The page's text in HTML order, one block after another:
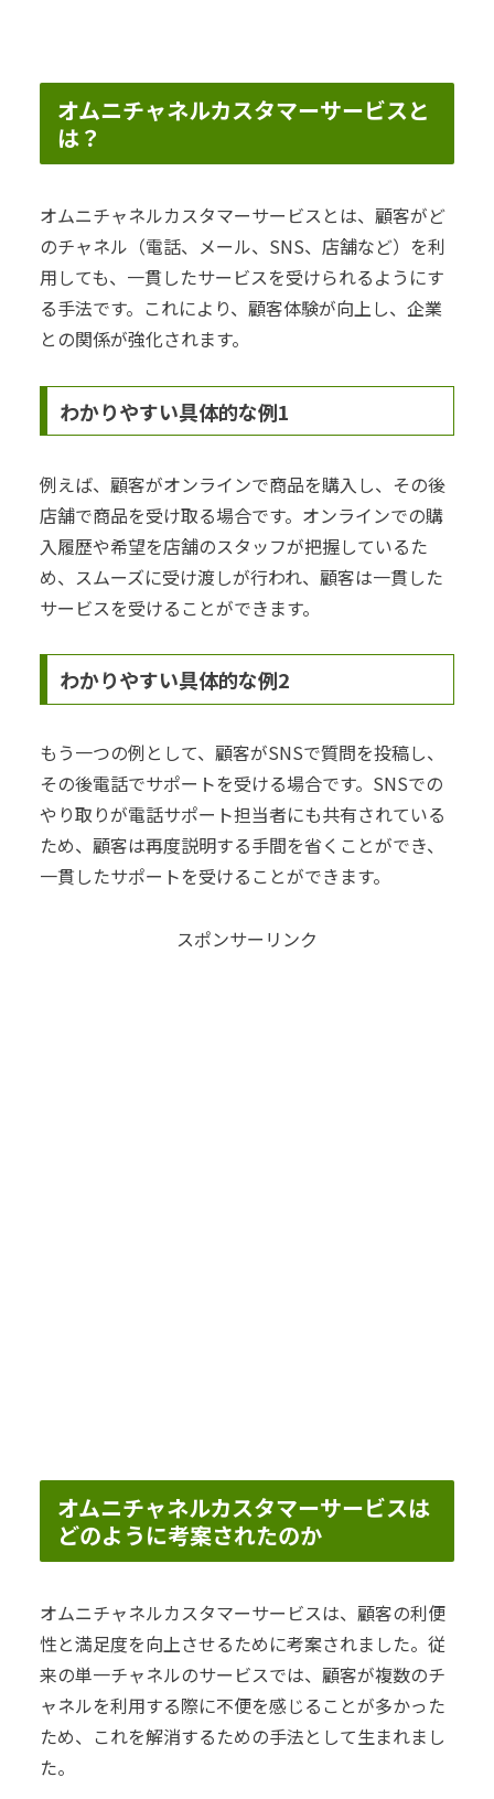
オムニチャネルカスタマーサービスと
は？
オムニチャネルカスタマーサービスとは、顧客がど
のチャネル（電話、メール、SNS、店舗など）を利
用しても、一貫したサービスを受けられるようにす
る手法です。これにより、顧客体験が向上し、企業
との関係が強化されます。
わかりやすい具体的な例1
例えば、顧客がオンラインで商品を購入し、その後
店舗で商品を受け取る場合です。オンラインでの購
入履歴や希望を店舗のスタッフが把握しているた
め、スムーズに受け渡しが行われ、顧客は一貫した
サービスを受けることができます。
わかりやすい具体的な例2
もう一つの例として、顧客がSNSで質問を投稿し、
その後電話でサポートを受ける場合です。SNSでの
やり取りが電話サポート担当者にも共有されている
ため、顧客は再度説明する手間を省くことができ、
一貫したサポートを受けることができます。
スポンサーリンク
オムニチャネルカスタマーサービスは
どのように考案されたのか
オムニチャネルカスタマーサービスは、顧客の利便
性と満足度を向上させるために考案されました。従
来の単一チャネルのサービスでは、顧客が複数のチ
ャネルを利用する際に不便を感じることが多かった
ため、これを解消するための手法として生まれまし
た。